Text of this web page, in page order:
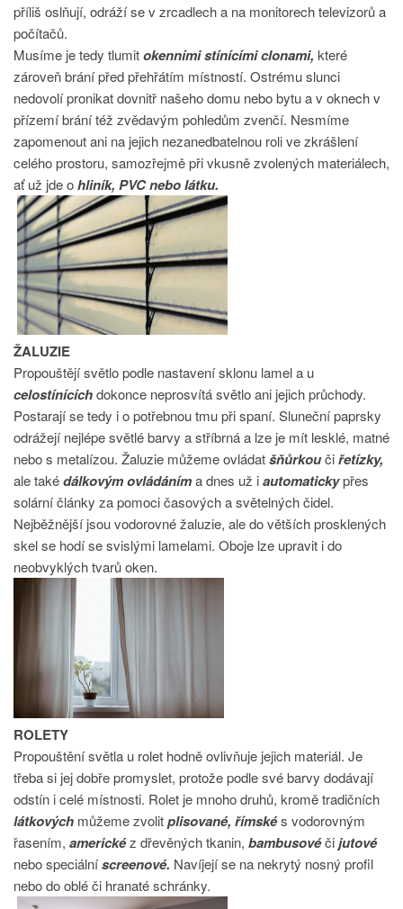
příliš oslňují, odráží se v zrcadlech a na monitorech televizorů a
počítačů.
Musíme je tedy tlumitokenními stínícími clonami, které
zároveň brání před přehřátím místností. Ostrému slunci
nedovolí pronikat dovnitř našeho domu nebo bytu a v oknech v
přízemí brání též zvědavým pohledům zvenčí. Nesmíme
zapomenout ani na jejich nezanedbatelnou roli ve zkrášlení
celého prostoru, samozřejmě při vkusně zvolených materiálech,
ať už jde ohliník, PVC nebo látku.
ŽALUZIE
Propouštějí světlo podle nastavení sklonu lamel a u
celostínícíchdokonce neprosvítá světlo ani jejich průchody.
Postarají se tedy i o potřebnou tmu při spaní. Sluneční paprsky
odrážejí nejlépe světlé barvy a stříbrná a lze je mít lesklé, matné
nebo s metalízou. Žaluzie můžeme ovládatšňůrkoučiřetízky,
ale takédálkovým ovládáníma dnes už iautomatickypřes
solární články za pomoci časových a světelných čidel.
Nejběžnější jsou vodorovné žaluzie, ale do větších prosklených
skel se hodí se svislými lamelami. Oboje lze upravit i do
neobvyklých tvarů oken.
ROLETY
Propouštění světla u rolet hodně ovlivňuje jejich materiál. Je
třeba si jej dobře promyslet, protože podle své barvy dodávají
odstín i celé místnosti. Rolet je mnoho druhů, kromě tradičních
látkových můžeme zvolitplisované, římskés vodorovným
řasením, americkéz dřevěných tkanin, bambusovéčijutové
nebo speciálníscreenové. Navíjejí se na nekrytý nosný profil
nebo do oblé či hranaté schránky.